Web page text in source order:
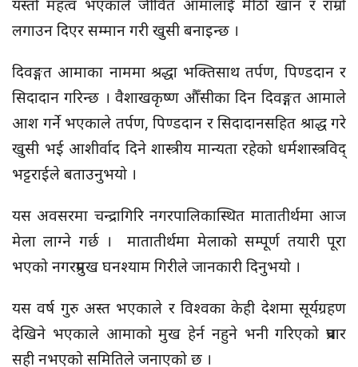
यस्तो महत्व भएकाले जीवित आमालाई मीठो खान र राम्रो
लगाउन दिएर सम्मान गरी खुसी बनाइन्छ ।
दिवङ्गत आमाका नाममा श्रद्धा भक्तिसाथ तर्पण, पिण्डदान र
सिदादान गरिन्छ । वैशाखकृष्ण औँसीका दिन दिवङ्गत आमाले
आश गर्ने भएकाले तर्पण, पिण्डदान र सिदादानसहित श्राद्ध गरे
खुसी भई आशीर्वाद दिने शास्त्रीय मान्यता रहेको धर्मशास्त्रविद्
भट्टराईले बताउनुभयो ।
यस अवसरमा चन्द्रागिरि नगरपालिकास्थित मातातीर्थमा आज
मेला लाग्ने गर्छ । मातातीर्थमा मेलाको सम्पूर्ण तयारी पूरा
भएको नगरप्रमुख घनश्याम गिरीले जानकारी दिनुभयो ।
यस वर्ष गुरु अस्त भएकाले र विश्वका केही देशमा सूर्यग्रहण
देखिने भएकाले आमाको मुख हेर्न नहुने भनी गरिएको प्रचार
सही नभएको समितिले जनाएको छ ।